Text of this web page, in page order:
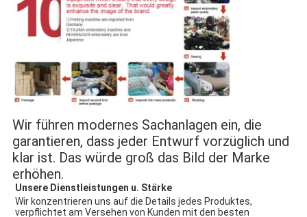
Wir führen modernes Sachanlagen ein, die
garantieren, dass jeder Entwurf vorzüglich und
klar ist. Das würde groß das Bild der Marke
erhöhen.
Unsere Dienstleistungen u. Stärke
Wir konzentrieren uns auf die Details jedes Produktes,
verpflichtet am Versehen von Kunden mit den besten